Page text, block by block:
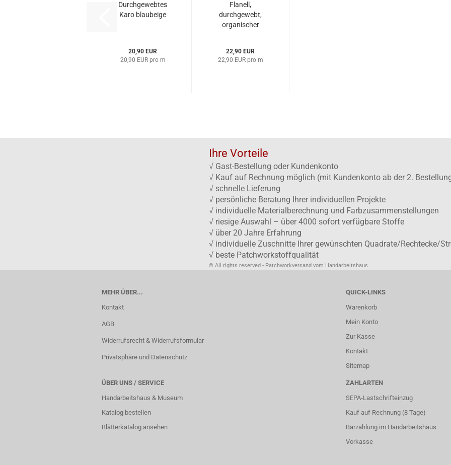
Durchgewebtes
Karo blaubeige
20,90 EUR
20,90 EUR pro m
Flanell,
durchgewebt,
organischer
22,90 EUR
22,90 EUR pro m
Ihre Vorteile
√ Gast-Bestellung oder Kundenkonto
√ Kauf auf Rechnung möglich (mit Kundenkonto ab der 2.
√ schnelle Lieferung
√ persönliche Beratung Ihrer individuellen Projekte
√ individuelle Materialberechnung und Farbzusammenstellungen
√ riesige Auswahl – über 4000 sofort verfügbare Stoffe
√ über 20 Jahre Erfahrung
√ individuelle Zuschnitte Ihrer gewünschten Quadrate/Rechtecke/
√ beste Patchworkstoffqualität
© All rights reserved - Patchworkversand vom Handarbeitshaus
MEHR ÜBER...
Kontakt
AGB
Widerrufsrecht & Widerrufsformular
Privatsphäre und Datenschutz
QUICK-LINKS
Warenkorb
Mein Konto
Zur Kasse
Kontakt
Sitemap
ÜBER UNS / SERVICE
Handarbeitshaus & Museum
Katalog bestellen
Blätterkatalog ansehen
ZAHLARTEN
SEPA-Lastschrifteinzug
Kauf auf Rechnung (8 Tage)
Barzahlung im Handarbeitshaus
Vorkasse